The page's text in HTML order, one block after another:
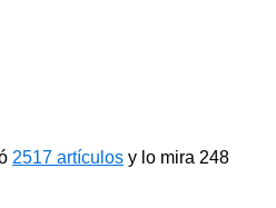
2517 artículos y lo mira 248